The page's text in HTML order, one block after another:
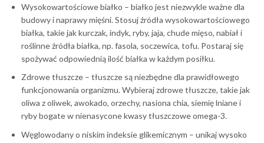
Wysokowartościowe białko – białko jest niezwykle ważne dla
budowy i naprawy mięśni. Stosuj źródła wysokowartościowego
białka, takie jak kurczak, indyk, ryby, jaja, chude mięso, nabiał i
roślinne źródła białka, np. fasola, soczewica, tofu. Postaraj się
spożywać odpowiednią ilość białka w każdym posiłku.
Zdrowe tłuszcze – tłuszcze są niezbędne dla prawidłowego
funkcjonowania organizmu. Wybieraj zdrowe tłuszcze, takie jak
oliwa z oliwek, awokado, orzechy, nasiona chia, siemię lniane i
ryby bogate w nienasycone kwasy tłuszczowe omega-3.
Węglowodany o niskim indeksie glikemicznym – unikaj wysoko